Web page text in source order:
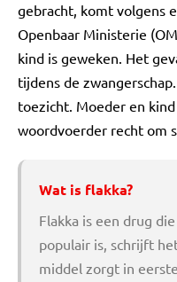
gebracht, komt volgens
Openbaar Ministerie
kind is geweken. Het
tijdens de
toezicht. Moeder en
woordvoerder recht om
Wat is flakka?
Flakka is een drug
populair is, schrijft
middel zorgt in